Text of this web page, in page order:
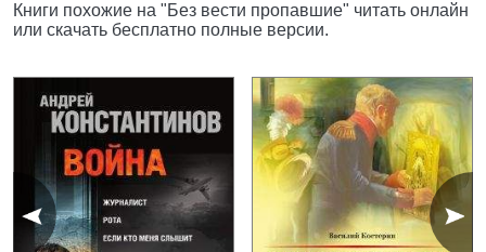
Книги похожие на "Без вести пропавшие" читать онлайн
или скачать бесплатно полные версии.